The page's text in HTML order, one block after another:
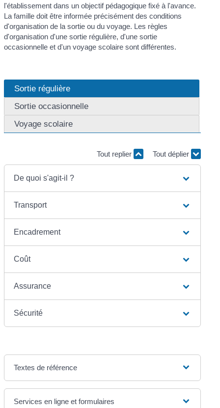
l'établissement dans un objectif pédagogique fixé à l'avance.
La famille doit être informée précisément des conditions
d'organisation de la sortie ou du voyage. Les règles
d'organisation d'une sortie régulière, d'une sortie
occasionnelle et d'un voyage scolaire sont différentes.
Sortie régulière
Sortie occasionnelle
Voyage scolaire
Tout replier Tout déplier
De quoi s'agit-il ?
Transport
Encadrement
Coût
Assurance
Sécurité
Textes de référence
Services en ligne et formulaires